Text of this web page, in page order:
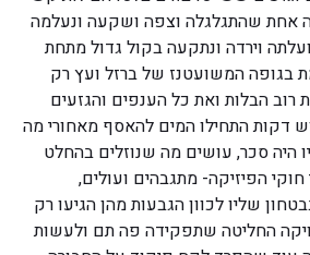
אחת שהתגלגלה וצפה ושקעה ונעלמה
וירדה ונתקעה בקול גדול מתחת
בגופה המשועטנז של ברזל ועץ רק
הבלות ואת כל הענפים והגזעים
דקות התחילו המים להאסף מאחורי מה
היה סכר, עושים מה שנוזלים בהחלט
הפיזיקה- מתגבהים ועולים,
שליו לכוון הגבעות מהן הגיעו רק
החליטה שתפקידה פה תם ולעשות